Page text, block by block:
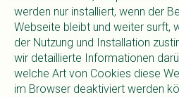
werden nur installiert, wenn der
Webseite bleibt und weiter surft,
der Nutzung und Installation
wir detaillierte Informationen
welche Art von Cookies diese
im Browser deaktiviert werden